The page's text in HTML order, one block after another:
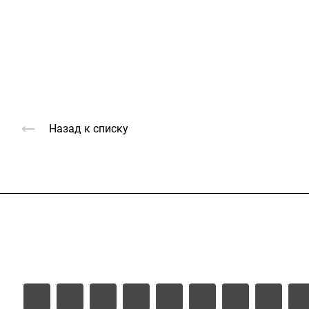
Назад к списку